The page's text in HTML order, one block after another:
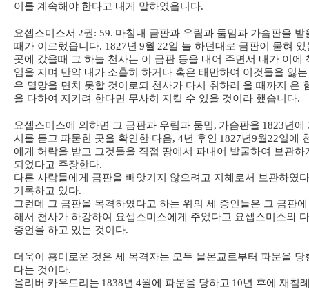
이를 계속해야 한다고 내게 말하였읍니다.
요셉스미스서 2권 : 59. 마침내 금판과 우림과 둠밈과 가슴판을 받
때가 이르렀읍니다. 1827년 9월 22일 늘 하던대로 금판이 묻혀 있
곳에 갔을때 그 하늘 천사는 이 금판 등을 내어 주면서 내가 이에
임을 지며 만약 내가 소홀히 하거나 혹은 태만하여 이것들을 잃
우 멸망을 면치 못할 것이로되 천사가 다시 취하러 올 때까지 온
을 다하여 지키려 한다면 무사히 지킬 수 있을 것이라 했습니다.
요셉스미스에 의하면 그 금판과 우림과 둠밈, 가슴판을 1823년에
시를 듣고 파묻힌 곳을 확인한 다음, 4년 후인 1827년9월22일에
에게 허락을 받고 그것들을 직접 땅에서 파내어 발굴하여 보관하
되었다고 주장한다.
다른 사람들에게 금판을 빼앗기지 않으려고 지혜로서 보관하였
기록하고 있다.
그런데 그 금판을 목격하였다고 하는 위의 세 증인들은 그 금판
해서 천사가 하강하여 요셉스미스에게 주었다고 요셉스미스와
증언을 하고 있는 것이다.
더욱이 흥미로운 것은 세 목격자는 모두 몰몬교로부터 파문을 당
다는 것이다.
올리버 카우드리는 1838년 4월에 파문을 당하고 10년 후에 재침